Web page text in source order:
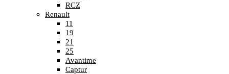
RCZ
Renault
11
19
21
25
Avantime
Captur